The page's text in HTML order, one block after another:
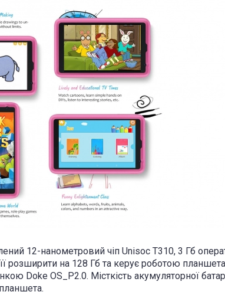
12-нанометровий чіп Unisoc T310, 3 Гб
розширити на 128 Гб та керує роботою планшета
Doke OS_P2.0. Місткість акумуляторної